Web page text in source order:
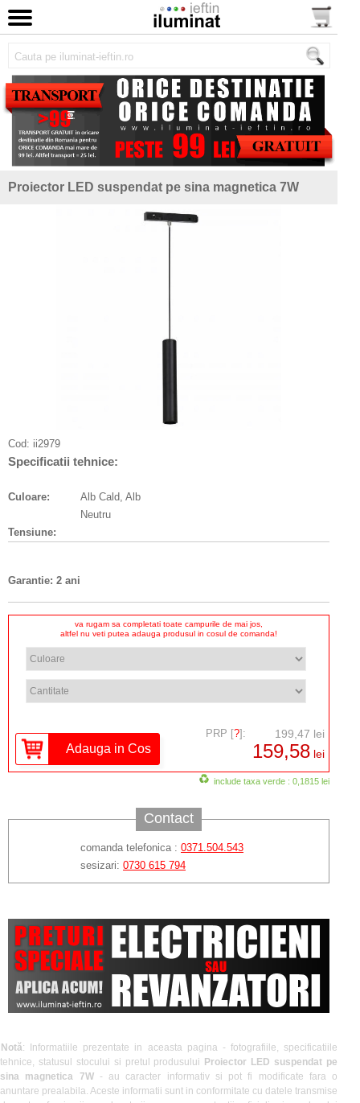
Proiector LED suspendat pe sina magnetica 7W
Cod: ii2979
Specificatii tehnice:
Culoare:
Alb Cald, Alb
Neutru
Tensiune:
Garantie: 2 ani
va rugam sa completati toate campurile de mai jos,
altfel nu veti putea adauga produsul in cosul de comanda!
PRP [?]: 199,47 lei
159,58 lei
include taxa verde : 0,1815 lei
Contact
comanda telefonica : 0371.504.543
sesizari: 0730 615 794
Notă: Informatiile prezentate in aceasta pagina - fotografiile, specificatiile
tehnice, statusul stocului si pretul produsului Proiector LED suspendat pe
sina magnetica 7W - au caracter informativ si pot fi modificate fara o
anuntare prealabila. Aceste informatii sunt in conformitate cu datele transmise